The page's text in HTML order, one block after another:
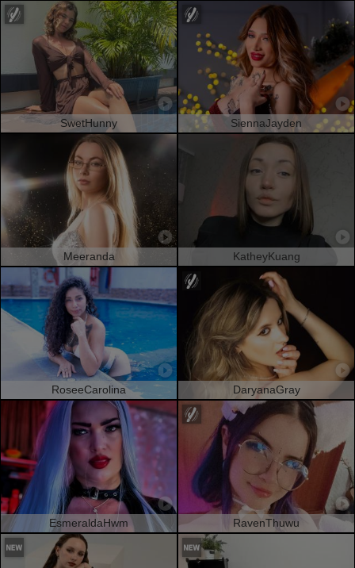
SwetHunny SiennaJayden
Meeranda KatheyKuang
RoseeCarolina DaryanaGray
EsmeraldaHwm RavenThuwu